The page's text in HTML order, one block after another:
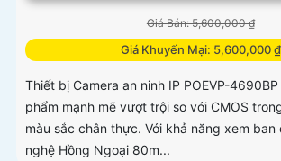
Giá Bán: 5,600,000 ₫
Giá Khuyến Mại: 5,600,000 ₫
Thiết bị Camera an ninh IP POEVP-
phẩm mạnh mẽ vượt trội so với CMOS
màu sắc chân thực. Với khả năng xem
nghệ Hồng Ngoại 80m...